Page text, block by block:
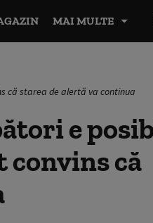
MAI MULTE
că starea de alertă va continua
e
convins că